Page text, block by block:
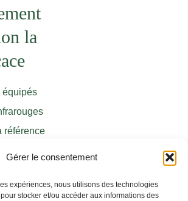
Gérer le consentement
expériences, nous utilisons des technologies
stocker et/ou accéder aux informations des
la
équipés
référence
à